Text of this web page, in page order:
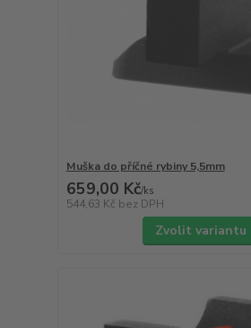
Muška do příčné rybiny 5,5mm
659,00 Kč/ks
544,63 Kč bez DPH
Zvolit variantu